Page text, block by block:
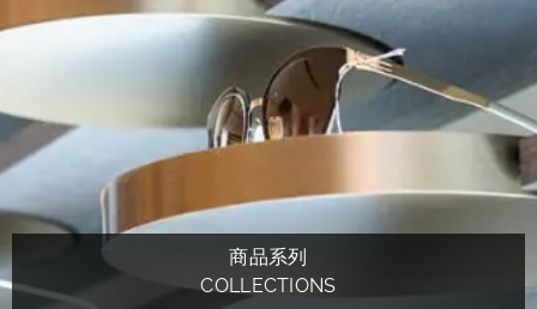
商品系列
COLLECTIONS